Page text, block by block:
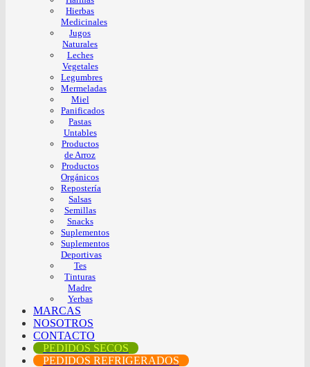
Hierbas
Medicinales
Jugos
Naturales
Leches
Vegetales
Legumbres
Mermeladas
Miel
Panificados
Pastas
Untables
Productos
de Arroz
Productos
Orgánicos
Repostería
Salsas
Semillas
Snacks
Suplementos
Suplementos
Deportivas
Tes
Tinturas
Madre
Yerbas
MARCAS
NOSOTROS
CONTACTO
PEDIDOS SECOS
PEDIDOS REFRIGERADOS